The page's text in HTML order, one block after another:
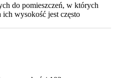
do pomieszczeń, w których
ich wysokość jest często